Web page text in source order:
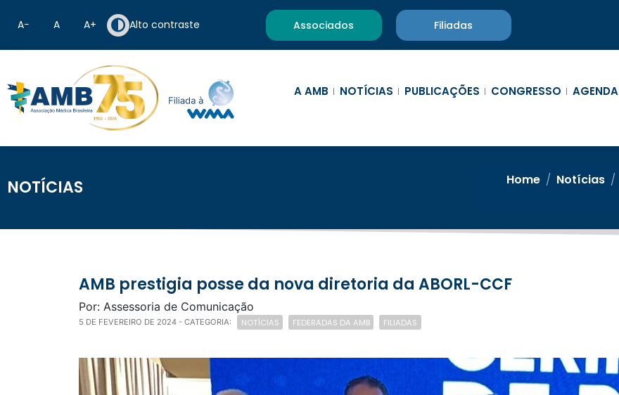
A− A A+ Alto contraste Associados Filiadas
A AMB NOTÍCIAS PUBLICAÇÕES CONGRESSO AGENDA
NOTÍCIAS Home / Notícias /
AMB prestigia posse da nova diretoria da ABORL-CCF
Por: Assessoria de Comunicação
5 DE FEVEREIRO DE 2024 - CATEGORIA: NOTÍCIAS FEDERADAS DA AMB FILIADAS